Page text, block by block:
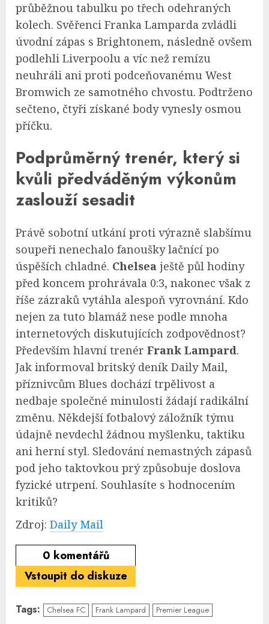
průběžnou tabulku po třech odehraných
kolech. Svěřenci Franka Lamparda zvládli
úvodní zápas s Brightonem, následně ovšem
podlehli Liverpoolu a víc než remízu
neuhráli ani proti podceňovanému West
Bromwich ze samotného chvostu. Podtrženo
sečteno, čtyři získané body vynesly osmou
příčku.
Podprůměrný trenér, který si
kvůli předváděným výkonům
zaslouží sesadit
Právě sobotní utkání proti výrazně slabšímu
soupeři nenechalo fanoušky lačnící po
úspěších chladné. Chelsea ještě půl hodiny
před koncem prohrávala 0:3, nakonec však z
říše zázraků vytáhla alespoň vyrovnání. Kdo
nejen za tuto blamáž nese podle mnoha
internetových diskutujících zodpovědnost?
Především hlavní trenér Frank Lampard.
Jak informoval britský deník Daily Mail,
příznivcům Blues dochází trpělivost a
nedbaje společné minulosti žádají radikální
změnu. Někdejší fotbalový záložník týmu
údajně nevdechl žádnou myšlenku, taktiku
ani herní styl. Sledování nemastných zápasů
pod jeho taktovkou prý způsobuje doslova
fyzické utrpení. Souhlasíte s hodnocením
kritiků?
Zdroj: Daily Mail
0 komentářů
Vstoupit do diskuze
Tags: Chelsea FC Frank Lampard Premier League